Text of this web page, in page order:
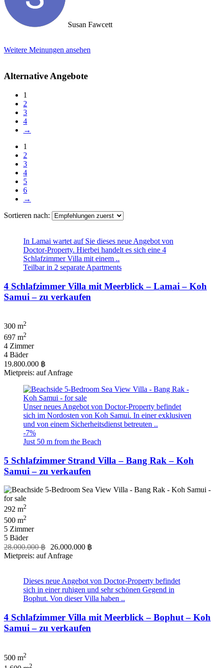
Susan Fawcett
Weitere Meinungen ansehen
Alternative Angebote
1
2
3
4
→
1
2
3
4
5
6
→
Sortieren nach:
In Lamai wartet auf Sie dieses neue Angebot von
Doctor-Property. Hierbei handelt es sich eine 4
Schlafzimmer Villa mit einem ..
Teilbar in 2 separate Apartments
4 Schlafzimmer Villa mit Meerblick – Lamai – Koh
Samui – zu verkaufen
300 m2
697 m2
4 Zimmer
4 Bäder
19.800.000 ฿
Mietpreis: auf Anfrage
Unser neues Angebot von Doctor-Property befindet
sich im Nordosten von Koh Samui. In einer exklusiven
und von einem Sicherheitsdienst betreuten ..
-7%
Just 50 m from the Beach
5 Schlafzimmer Strand Villa – Bang Rak – Koh
Samui – zu verkaufen
292 m2
500 m2
5 Zimmer
5 Bäder
28.000.000 ฿
26.000.000 ฿
Mietpreis: auf Anfrage
Dieses neue Angebot von Doctor-Property befindet
sich in einer ruhigen und sehr schönen Gegend in
Bophut. Von dieser Villa haben ..
4 Schlafzimmer Villa mit Meerblick – Bophut – Koh
Samui – zu verkaufen
500 m2
2